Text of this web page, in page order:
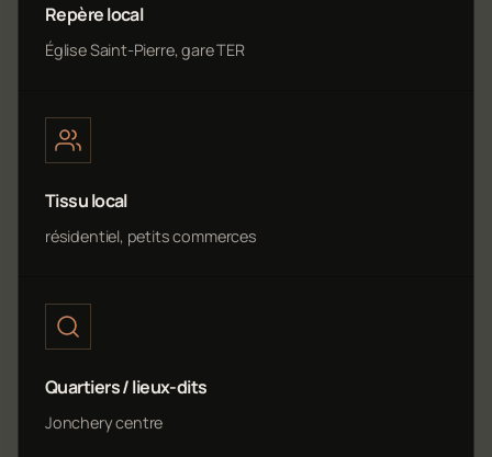
Repère local
Église Saint-Pierre, gare TER
Tissu local
résidentiel, petits commerces
Quartiers / lieux-dits
Jonchery centre